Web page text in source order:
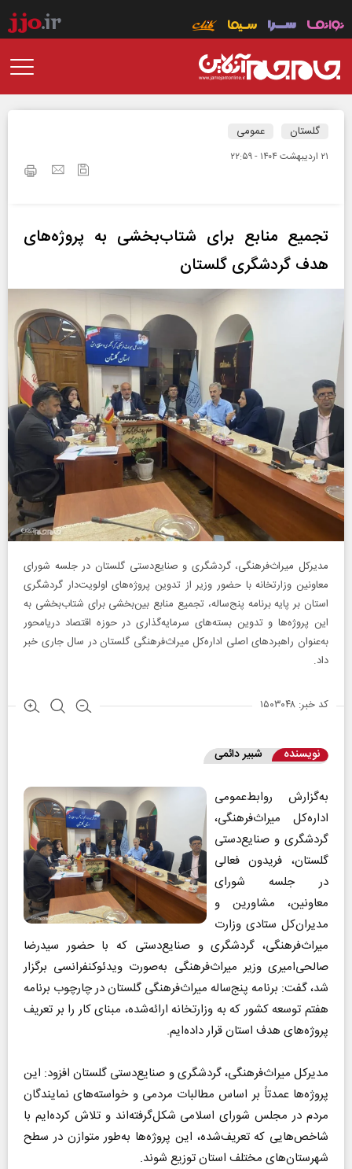
گلستان عمومی
۲۱ ارديبهشت ۱۴۰۴ - ۲۲:۵۹
تجمیع منابع برای شتاب‌بخشی به پروژه‌های
هدف گردشگری گلستان
مدیرکل میراث‌فرهنگی، گردشگری و صنایع‌دستی گلستان در جلسه شورای
معاونین وزارتخانه با حضور وزیر از تدوین پروژه‌های اولویت‌دار گردشگری
استان بر پایه برنامه پنج‌ساله، تجمیع منابع بین‌بخشی برای شتاب‌بخشی به
این پروژه‌ها و تدوین بسته‌های سرمایه‌گذاری در حوزه اقتصاد دریا‌محور
به‌عنوان راهبردهای اصلی اداره‌کل میراث‌فرهنگی گلستان در سال جاری خبر
داد.
کد خبر: ۱۵۰۳۰۴۸
نویسنده شبیر دائمی
به‌گزارش روابط‌عمومی
اداره‌کل میراث‌فرهنگی،
گردشگری و صنایع‌دستی
گلستان، فریدون فعالی
در جلسه شورای
معاونین، مشاورین و
مدیران‌کل ستادی وزارت
میراث‌فرهنگی، گردشگری و صنایع‌دستی که با حضور سیدرضا
صالحی‌امیری وزیر میراث‌فرهنگی به‌صورت ویدئوکنفرانسی برگزار
شد، گفت: برنامه پنج‌ساله میراث‌فرهنگی گلستان در چارچوب برنامه
هفتم توسعه کشور که به وزارتخانه ارائه‌شده، مبنای کار را بر تعریف
پروژه‌های هدف استان قرار داده‌ایم.
مدیرکل میراث‌فرهنگی، گردشگری و صنایع‌دستی گلستان افزود: این
پروژه‌ها عمدتاً بر اساس مطالبات مردمی و خواسته‌های نمایندگان
مردم در مجلس شورای اسلامی شکل‌گرفته‌اند و تلاش کرده‌ایم با
شاخص‌هایی که تعریف‌شده، این پروژه‌ها به‌طور متوازن در سطح
شهرستان‌های مختلف استان توزیع شوند.